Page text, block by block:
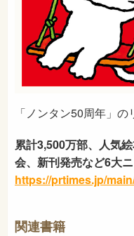
「ノンタン50周年」の
累計3,500万部、人気
会、新刊発売など6大
https://prtimes.jp/
関連書籍